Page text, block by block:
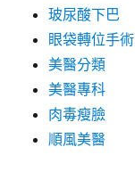
玻尿酸下巴
眼袋轉位手術
美醫分類
美醫專科
肉毒瘦臉
順風美醫